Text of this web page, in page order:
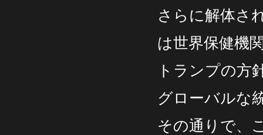
さらに解体さ
は世界保健機
トランプの
グローバルな
その通りで、